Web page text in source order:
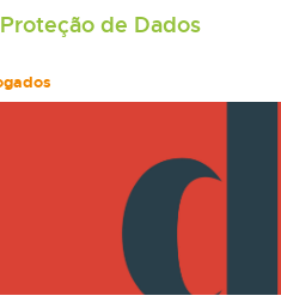
de Dados